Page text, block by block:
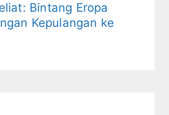
Bintang Eropa
Kepulangan ke